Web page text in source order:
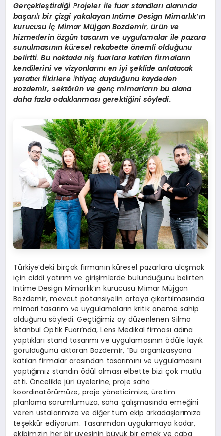
Gerçekleştirdiği Projeler ile fuar standları alanında
başarılı bir çizgi yakalayan Intime Design Mimarlık’ın
kurucusu İç Mimar Müjgan Bozdemir, ürün ve
hizmetlerin özgün tasarım ve uygulamalar ile pazara
sunulmasının küresel rekabetteönemli olduğunu
belirtti. Bu noktada niş fuarlara katılan firmaların
kendilerini ve vizyonlarını en iyi şeklide anlatacak
yaratıcı fikirlere ihtiyaç duyduğunu kaydeden
Bozdemir, sektörün ve genç mimarların bu alana
daha fazla odaklanması gerektiğini söyledi.
Türkiye’deki birçok firmanın küresel pazarlara ulaşmak
için ciddi yatırım ve girişimlerde bulunduğunu belirten
Intime Design Mimarlık’ın kurucusu Mimar Müjgan
Bozdemir, mevcut potansiyelin ortaya çıkartılmasında
mimari tasarım ve uygulamaların kritik öneme sahip
olduğunu söyledi. Geçtiğimiz ay düzenlenen Silmo
İstanbul Optik Fuarı’nda, Lens Medikal firması adına
yaptıkları stand tasarımı ve uygulamasının ödüle layık
görüldüğünü aktaran Bozdemir, “Bu organizasyona
katılan firmalar arasından tasarımını ve uygulamasını
yaptığımız standın ödül alması elbette bizi çok mutlu
etti. Öncelikle jüri üyelerine, proje saha
koordinatörümüze, proje yöneticimize, üretim
planlama sorumlumuza, saha çalışmasında emeğini
veren ustalarımıza ve diğer tüm ekip arkadaşlarımıza
teşekkür ediyorum. Tasarımdan uygulamaya kadar,
ekibimizin her bir üyesinin büyük bir emek ve çaba